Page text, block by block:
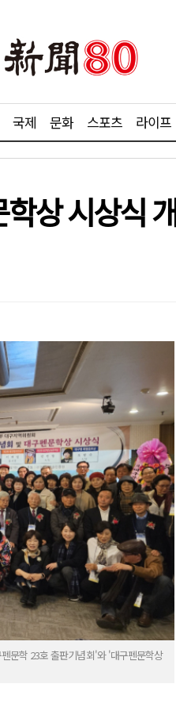
국제 문화 스포츠 라이프
상 시상식
문학 23호 출판기념회'와 '대구펜문학상